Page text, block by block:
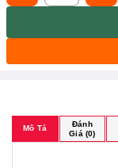
Mô Tả
Đánh
Giá (0)